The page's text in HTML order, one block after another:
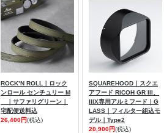
ROCK’N ROLL｜ロック
ンロール センチュリー M
｜サファリグリーン｜
宅配便送料込
26,400円(税込)
SQUAREHOOD｜スクエ
アフード RICOH GR III、
IIIX専用アルミフード｜G
LASS｜フィルター組込モ
デル｜Type2
20,900円(税込)